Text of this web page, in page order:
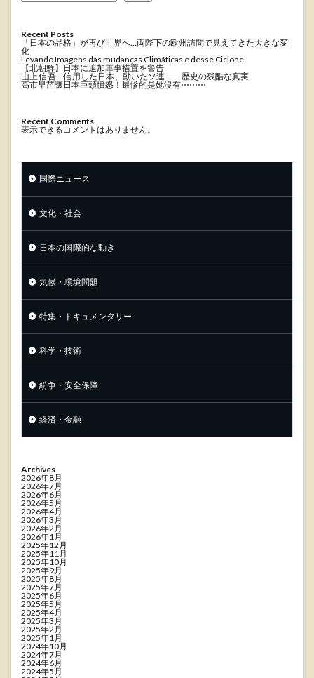
Recent Posts
「日本の品格」が再び世界へ…両陛下の欧州訪問で見えてきた大きな変
化
Levando Imagens das mudanças Climáticas e desse Ciclone.
【北朝鮮】日本に追加軍事措置を警告
山上 信吾 – 信用した日本、動いたソ連――歴史の残酷な真実
高市早苗讓日本巨頭憤怒！最慘的是她沒有⋯⋯⋯
Recent Comments
表示できるコメントはありません。
国際ニュース
文化・社会
日本の国際的な動き
気候・環境問題
特集・ドキュメンタリー
科学・技術
紛争・安全保障
経済・金融
Archives
2026年8月
2026年7月
2026年6月
2026年5月
2026年4月
2026年3月
2026年2月
2026年1月
2025年12月
2025年11月
2025年10月
2025年9月
2025年8月
2025年7月
2025年6月
2025年5月
2025年4月
2025年3月
2025年2月
2025年1月
2024年10月
2024年7月
2024年6月
2024年5月